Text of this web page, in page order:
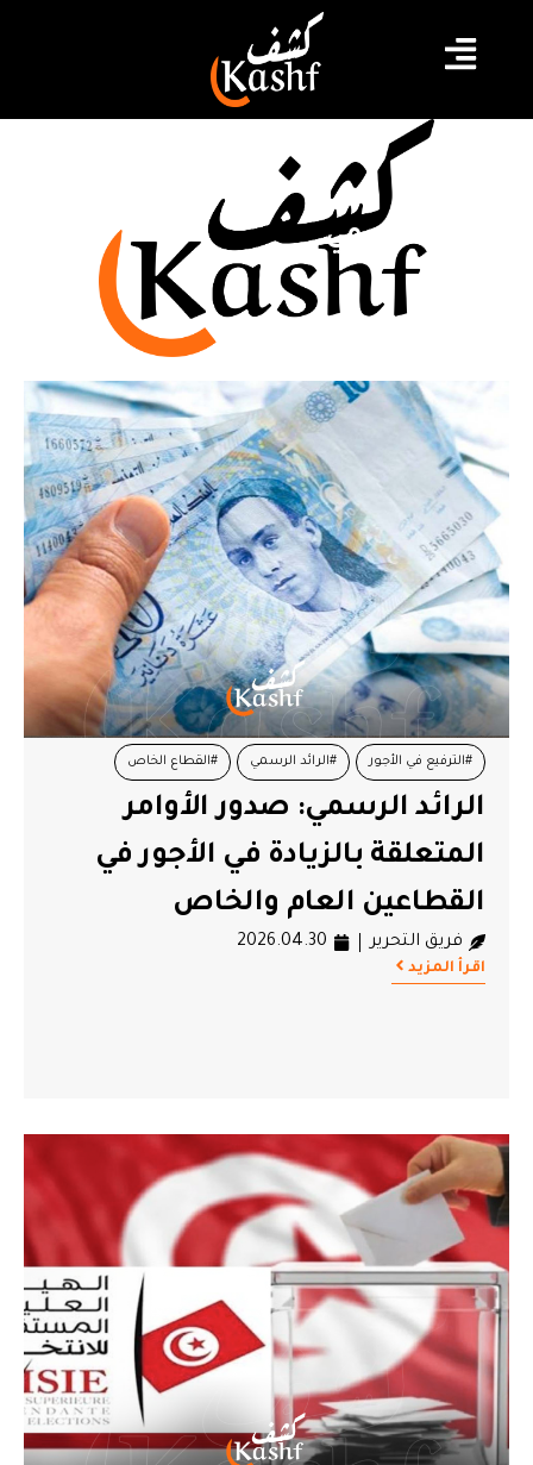
الرائد الرسمي
#الترفيع في الأجور #الرائد الرسمي #القطاع الخاص
#القطاع العام #الوظيفة العمومية #تونس
الرائد الرسمي: صدور الأوامر
المتعلقة بالزيادة في الأجور في
القطاعين العام والخاص
فريق التحرير 2026.04.30
اقرأ المزيد